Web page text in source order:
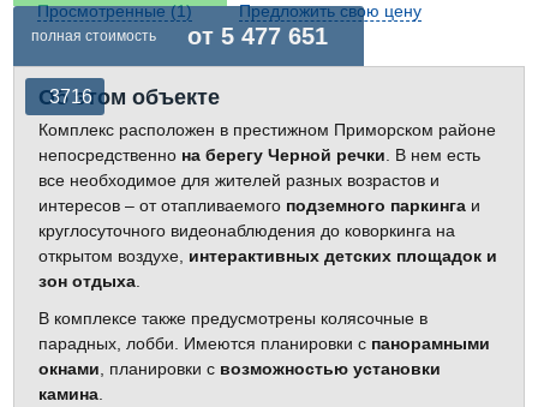
Просмотренные (1)
Предложить свою цену
3716
полная стоимость от 5 477 651
Об этом объекте
Комплекс расположен в престижном Приморском районе
непосредственно на берегу Черной речки . В нем есть
все необходимое для жителей разных возрастов и
интересов – от отапливаемого подземного паркинга и
круглосуточного видеонаблюдения до коворкинга на
открытом воздухе, интерактивных детских площадок и
зон отдыха
В комплексе также предусмотрены колясочные в
парадных, лобби. Имеются планировки с панорамными
окнами , планировки с возможностью установки
камина